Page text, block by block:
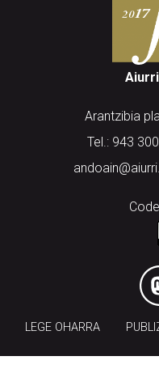
Arantzibia
Tel.: 943
LEGE OHARRA